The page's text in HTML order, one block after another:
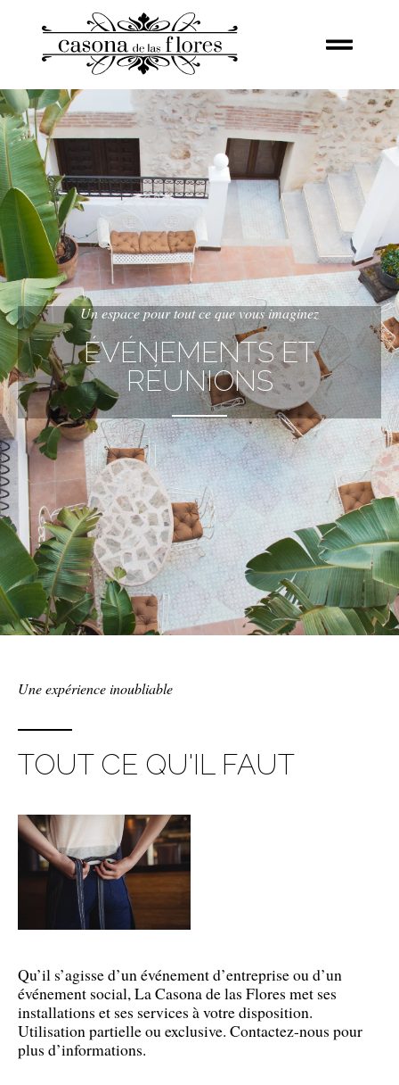
Un espace pour tout ce que vous imaginez
ÉVÉNEMENTS ET
RÉUNIONS
Une expérience inoubliable
TOUT CE QU'IL FAUT
Qu’il s’agisse d’un événement d’entreprise ou d’un
événement social, La Casona de las Flores met ses
installations et ses services à votre disposition.
Utilisation partielle ou exclusive. Contactez-nous pour
plus d’informations.